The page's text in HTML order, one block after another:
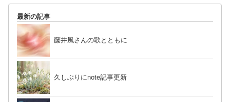
最新の記事
藤井風さんの歌とともに
久しぶりにnote記事更新